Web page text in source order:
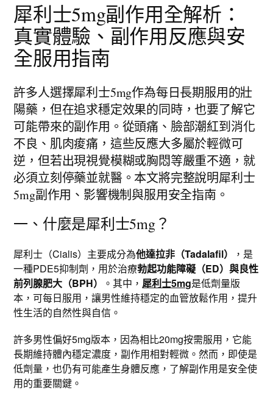
犀利士5mg副作用全解析：
真實體驗、副作用反應與安
全服用指南
許多人選擇犀利士5mg作為每日長期服用的壯
陽藥，但在追求穩定效果的同時，也要了解它
可能帶來的副作用。從頭痛、臉部潮紅到消化
不良、肌肉痠痛，這些反應大多屬於輕微可
逆，但若出現視覺模糊或胸悶等嚴重不適，就
必須立刻停藥並就醫。本文將完整說明犀利士
5mg副作用、影響機制與服用安全指南。
一、什麼是犀利士5mg？
犀利士（Cialis）主要成分為他達拉非（Tadalafil）
，是
一種PDE5抑制劑，用於治療勃起功能障礙（ED）與良性
前列腺肥大（BPH）
。其中， 犀利士5mg是低劑量版
本，可每日服用，讓男性維持穩定的血管放鬆作用，提升
性生活的自然性與自信。
許多男性偏好5mg版本，因為相比20mg按需服用，它能
長期維持體內穩定濃度，副作用相對輕微。然而，即使是
低劑量，也仍有可能產生身體反應，了解副作用是安全使
用的重要關鍵。